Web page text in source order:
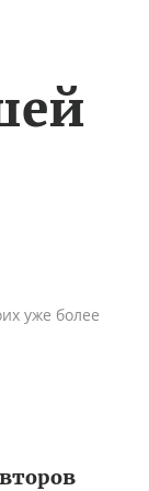
уже более